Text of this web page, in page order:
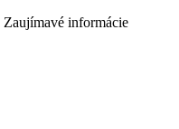
Zaujímavé informácie